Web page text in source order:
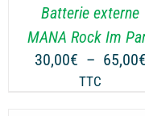
Batterie externe
MANA Rock Im
30,00€ – 65,00€
TTC
LES
OPTIONS
PEUVENT
ÊTRE
CHOISIES